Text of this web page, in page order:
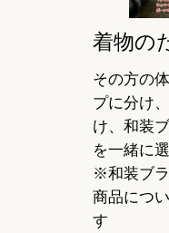
着物の
その方の
プに分け
け、和装
を一緒に
※和装ブラ
商品につ
す